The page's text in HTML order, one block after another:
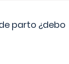
parto ¿debo